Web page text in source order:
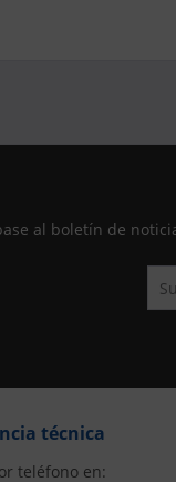
técnica
teléfono en:
al boletín de